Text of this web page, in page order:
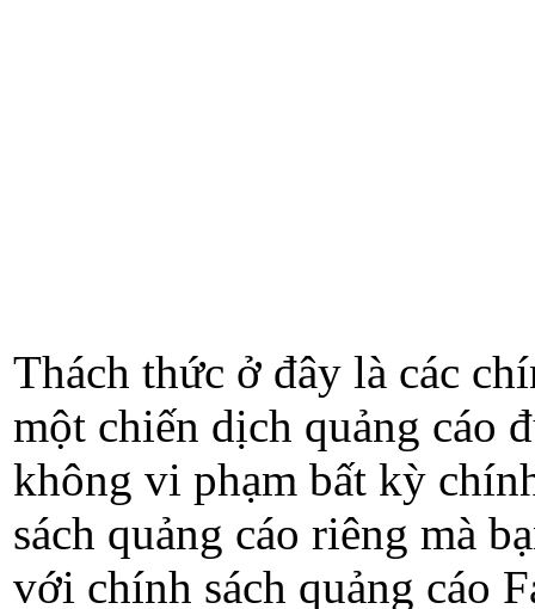
Thách thức ở đây là các
một chiến dịch quảng cáo
không vi phạm bất kỳ
sách quảng cáo riêng mà
với chính sách quảng cáo